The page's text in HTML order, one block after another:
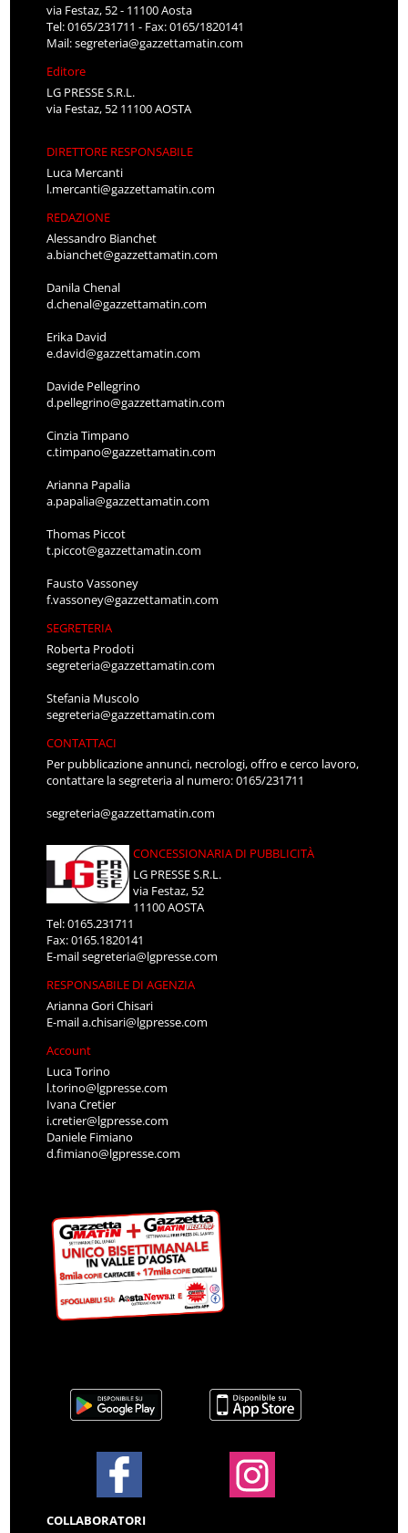
via Festaz, 52 - 11100 Aosta
Tel: 0165/231711 - Fax: 0165/1820141
Mail:segreteria@gazzettamatin.com
Editore
LG PRESSE S.R.L.
via Festaz, 52 11100 AOSTA
DIRETTORE RESPONSABILE
Luca Mercanti
l.mercanti@gazzettamatin.com
REDAZIONE
Alessandro Bianchet
a.bianchet@gazzettamatin.com
Danila Chenal
d.chenal@gazzettamatin.com
Erika David
e.david@gazzettamatin.com
Davide Pellegrino
d.pellegrino@gazzettamatin.com
Cinzia Timpano
c.timpano@gazzettamatin.com
Arianna Papalia
a.papalia@gazzettamatin.com
Thomas Piccot
t.piccot@gazzettamatin.com
Fausto Vassoney
f.vassoney@gazzettamatin.com
SEGRETERIA
Roberta Prodoti
segreteria@gazzettamatin.com
Stefania Muscolo
segreteria@gazzettamatin.com
CONTATTACI
Per pubblicazione annunci, necrologi, offro e cerco lavoro,
contattare la segreteria al numero: 0165/231711
segreteria@gazzettamatin.com
CONCESSIONARIA DI PUBBLICITÀ
LG PRESSE S.R.L.
via Festaz, 52
11100 AOSTA
Tel: 0165.231711
Fax: 0165.1820141
E-mailsegreteria@lgpresse.com
RESPONSABILE DI AGENZIA
Arianna Gori Chisari
E-maila.chisari@lgpresse.com
Account
Luca Torino
l.torino@lgpresse.com
Ivana Cretier
i.cretier@lgpresse.com
Daniele Fimiano
d.fimiano@lgpresse.com
COLLABORATORI